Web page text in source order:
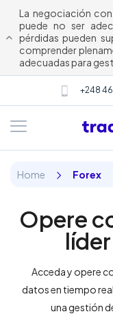
La negociación
puede no ser
pérdidas pueden
comprender
adecuadas para
+248
Acerca
Home Forex
Opere
Acceda y opere
datos en tiempo
una gestión